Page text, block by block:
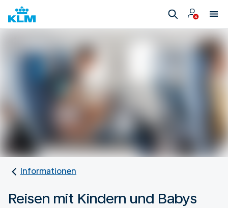
Informationen
Reisen mit Kindern und Babys